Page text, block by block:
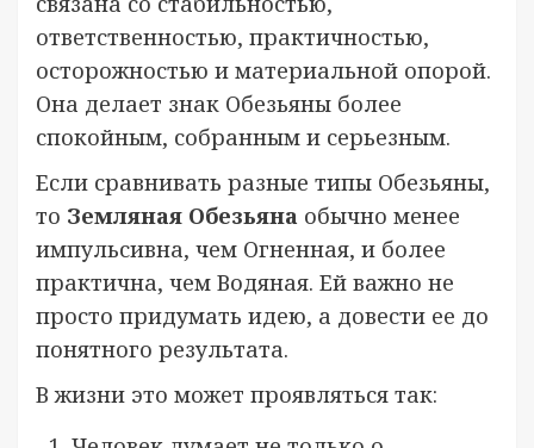
ответственностью, практичностью,
осторожностью и материальной опорой.
Она делает знак Обезьяны более
спокойным, собранным и серьезным.
Если сравнивать разные типы Обезьяны,
то Земляная Обезьяна обычно менее
импульсивна, чем Огненная, и более
практична, чем Водяная. Ей важно не
просто придумать идею, а довести ее до
понятного результата.
В жизни это может проявляться так: